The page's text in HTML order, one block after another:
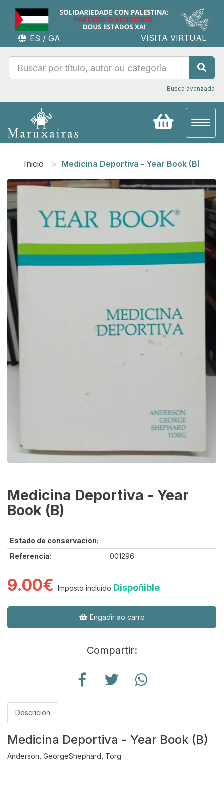
ES / GA VISITA VIRTUAL
Busca avanzada
Inicio Medicina Deportiva - Year Book (B)
Medicina Deportiva - Year
Book (B)
Estado de conservación:
Referencia:
001296
9.00€ Imposto incluído Dispoñible
Engadir ao carro
Compartir:
Descrición
Medicina Deportiva - Year Book (B)
Anderson, GeorgeShephard, Torg